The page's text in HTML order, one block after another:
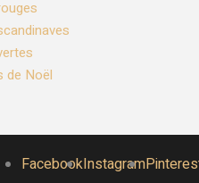
de Noël
FacebookInstagram